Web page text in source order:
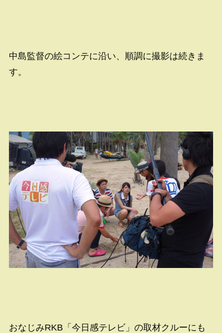
中島監督の絵コンテに沿い、順調に撮影は続きま
す。
おなじみRKB「今日感テレビ」の取材クルーにも